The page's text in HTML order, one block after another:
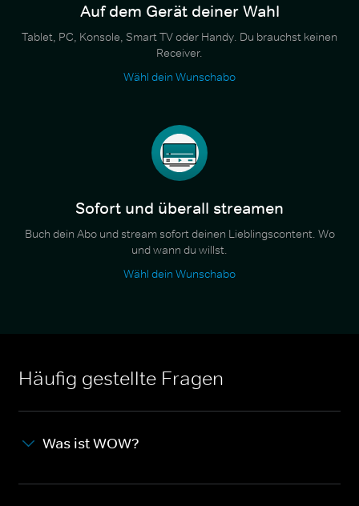
Auf dem Gerät deiner Wahl
Tablet, PC, Konsole, Smart TV oder Handy. Du brauchst keinen
Receiver.
Wähl dein Wunschabo
Sofort und überall streamen
Buch dein Abo und stream sofort deinen Lieblingscontent. Wo
und wann du willst.
Wähl dein Wunschabo
Häufig gestellte Fragen
Was ist WOW?